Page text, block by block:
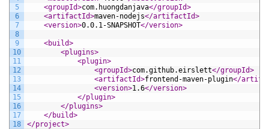
5
6
7
8
9
10
11
12
13
14
15
16
17
18
<groupId>com.huongdanjava</groupId>
<artifactId>maven-nodejs</artifactId>
<version>0.0.1-SNAPSHOT</version>
<build>
<plugins>
<plugin>
<groupId>com.github.eirslett</groupId>
<artifactId>frontend-maven-plugin</
<version>1.6</version>
</plugin>
</plugins>
</build>
</project>